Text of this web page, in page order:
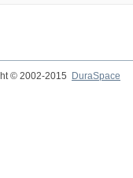
© 2002-2015
DuraSpace